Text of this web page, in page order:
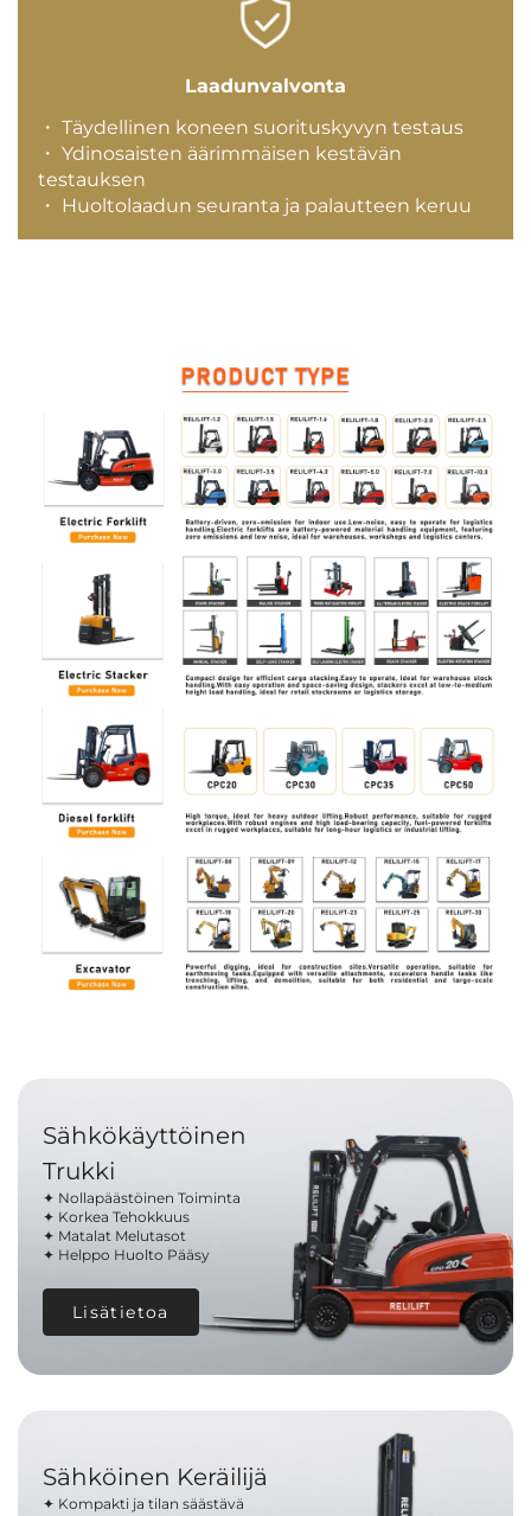
Laadunvalvonta
・ Täydellinen koneen suorituskyvyn testaus
・ Ydinosaisten äärimmäisen kestävän
testauksen
・ Huoltolaadun seuranta ja palautteen keruu
Sähkökäyttöinen
Trukki
✦ Nollapäästöinen Toiminta
✦ Korkea Tehokkuus
✦ Matalat Melutasot
✦ Helppo Huolto Pääsy
Lisätietoa
Sähköinen Keräilijä
✦ Kompakti ja tilan säästävä